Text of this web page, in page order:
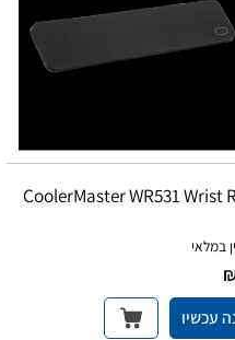
CoolerMaster WR531 Wrist
במלאי
עכשיו